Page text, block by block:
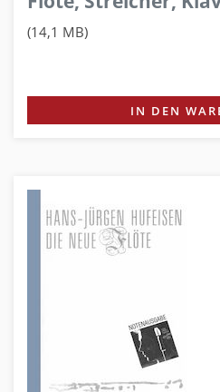
(14,1 MB)
IN DEN